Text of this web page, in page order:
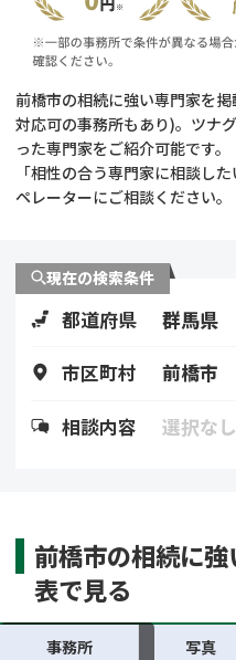
前橋市の相続に強い専門家を
対応可の事務所もあり)。ツナ
った専門家をご紹介可能です。
「相性の合う専門家に相談し
ペレーターにご相談ください。
現在の検索条件
都道府県 群馬県
市区町村 前橋市
相談内容 選択なし
前橋市の相続に
表で見る
事務所 写真